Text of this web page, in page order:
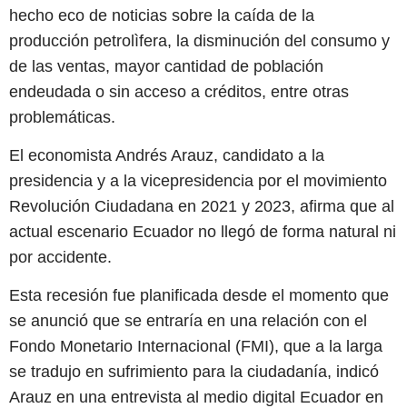
hecho eco de noticias sobre la caída de la
producción petrolìfera, la disminución del consumo y
de las ventas, mayor cantidad de población
endeudada o sin acceso a créditos, entre otras
problemáticas.
El economista Andrés Arauz, candidato a la
presidencia y a la vicepresidencia por el movimiento
Revolución Ciudadana en 2021 y 2023, afirma que al
actual escenario Ecuador no llegó de forma natural ni
por accidente.
Esta recesión fue planificada desde el momento que
se anunció que se entraría en una relación con el
Fondo Monetario Internacional (FMI), que a la larga
se tradujo en sufrimiento para la ciudadanía, indicó
Arauz en una entrevista al medio digital Ecuador en